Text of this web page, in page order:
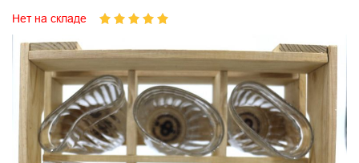
Нет на складе